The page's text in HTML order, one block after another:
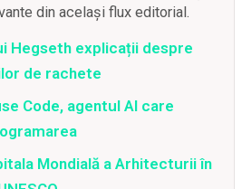
din același flux editorial.
Hegseth explicații despre
de rachete
Code, agentul AI care
Mondială a Arhitecturii în